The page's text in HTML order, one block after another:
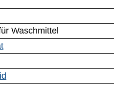
Waschmittel